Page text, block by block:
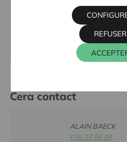
Chiro Mik Mak Sterrebeek,
Cera contact
ALAIN BAECK
016 27 96 03
REFUSER